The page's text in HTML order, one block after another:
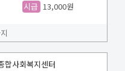
시급 13,000원
합사회복지센터